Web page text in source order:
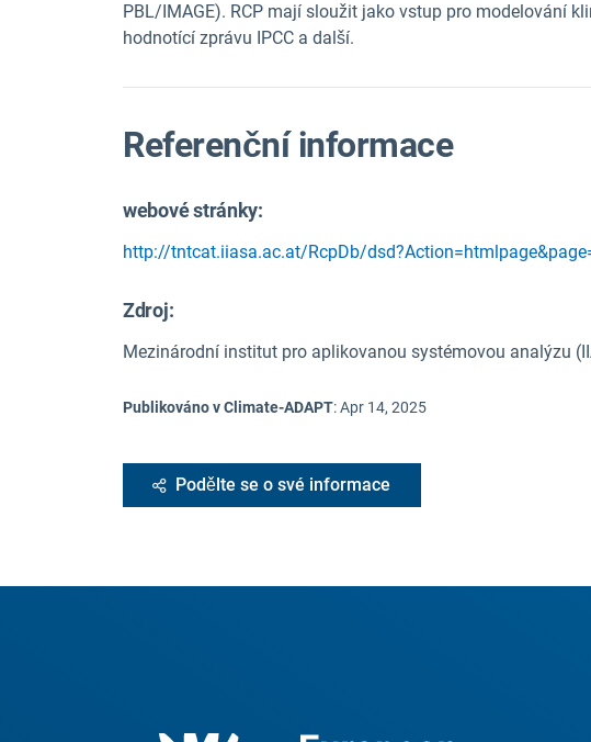
PBL/IMAGE). RCP mají sloužit jako vstup pro modelování
hodnotící zprávu IPCC a další.
Referenční informace
webové stránky:
http://tntcat.iiasa.ac.at/RcpDb/
Zdroj:
Mezinárodní institut pro aplikovanou systémovou analýzu
Publikováno v Climate-ADAPT:Apr 14, 2025
Podělte se o své informace